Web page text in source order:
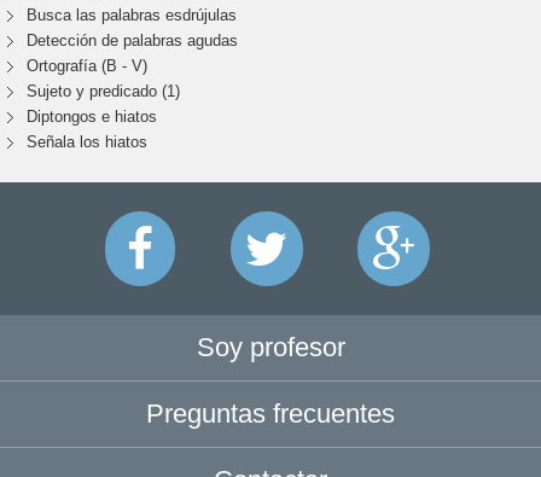
Busca las palabras esdrújulas
Detección de palabras agudas
Ortografía (B - V)
Sujeto y predicado (1)
Diptongos e hiatos
Señala los hiatos
Soy profesor
Preguntas frecuentes